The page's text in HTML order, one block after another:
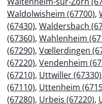
Waldolwisheim (67700),
(67430), Waldersbach
(67360), Wahlenheim
(67290), Vœllerdingen
(67220), Vendenheim
(67210), Uttwiller (67330)
(67110), Uttenheim
(67280), Urbeis (67220),